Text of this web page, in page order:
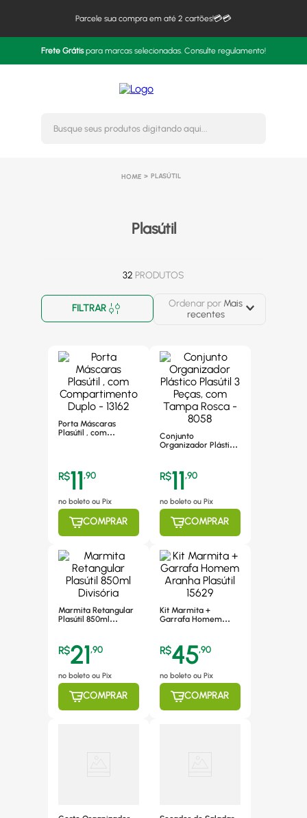
Parcele sua compra em até 2 cartões!💳💳
Frete Grátispara marcas selecionadas. Consulte regulamento!
Busque seus produtos
PLASÚTIL
Plasútil
32 PRODUTOS
FILTRAR Ordenar por Mais
recentes
Porta Máscaras
Plasútil , com
R$11,90
no boleto ou Pix
COMPRAR
Conjunto
Organizador Plástico
R$11,90
no boleto ou Pix
COMPRAR
Marmita Retangular
Plasútil 850ml
R$21,90
no boleto ou Pix
COMPRAR
Kit Marmita +
Garrafa Homem
R$45,90
no boleto ou Pix
COMPRAR